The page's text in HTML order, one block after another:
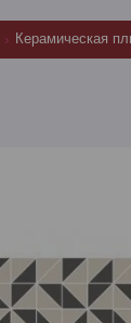
Керамическая